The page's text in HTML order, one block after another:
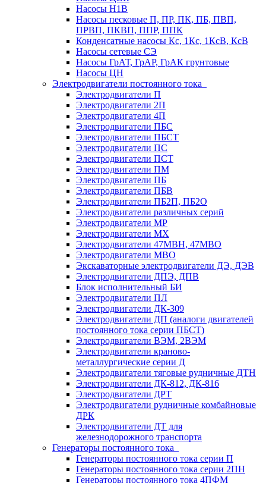
Насосы Н1В
Насосы песковые П, ПР, ПК, ПБ, ПВП,
ПРВП, ПКВП, ППР, ППК
Конденсатные насосы Кс, 1Кс, 1КсВ, КсВ
Насосы сетевые СЭ
Насосы ГрАТ, ГрАР, ГрАК грунтовые
Насосы ЦН
Электродвигатели постоянного тока
Электродвигатели П
Электродвигатели 2П
Электродвигатели 4П
Электродвигатели ПБС
Электродвигатели ПБСТ
Электродвигатели ПС
Электродвигатели ПСТ
Электродвигатели ПМ
Электродвигатели ПБ
Электродвигатели ПБВ
Электродвигатели ПБ2П, ПБ2О
Электродвигатели различных серий
Электродвигатели МР
Электродвигатели MX
Электродвигатели 47MBH, 47МВО
Электродвигатели MBO
Экскаваторные электродвигатели ДЭ, ДЭВ
Электродвигатели ДПЭ, ДПВ
Блок исполнительный БИ
Электродвигатели ПЛ
Электродвигатели ДК-309
Электродвигатели ДП (аналоги двигателей
постоянного тока серии ПБСТ)
Электродвигатели ВЭМ, 2ВЭМ
Электродвигатели краново-
металлургические серии Д
Электродвигатели тяговые рудничные ДТН
Электродвигатели ДК-812, ДК-816
Электродвигатели ДРТ
Электродвигатели рудничные комбайновые
ДРК
Электродвигатели ДТ для
железнодорожного транспорта
Генераторы постоянного тока
Генераторы постоянного тока серии П
Генераторы постоянного тока серии 2ПН
Генераторы постоянного тока 4ПФМ